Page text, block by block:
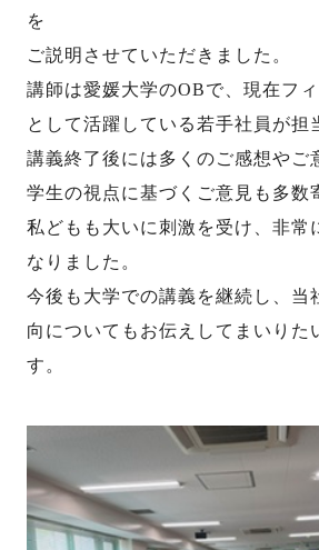
を
ご説明させていただきました。
講師は愛媛大学のOBで、現在フ
として活躍している若手社員が担
講義終了後には多くのご感想やご
学生の視点に基づくご意見も多数
私どもも大いに刺激を受け、非常
なりました。
今後も大学での講義を継続し、当
向についてもお伝えしてまいりた
す。